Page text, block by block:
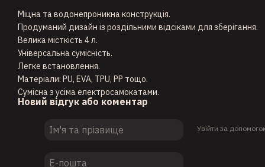
Міцна та водонепроникна конструкція.
Продуманий дизайн із роздільними відсіками для зберігання.
Велика місткість 4 л.
Універсальна сумісність.
Легке встановлення.
Матеріали: PU, EVA, TPU, PP тощо.
Сумісна з усіма електросамокатами.
Новий відгук або коментар
Увійти за